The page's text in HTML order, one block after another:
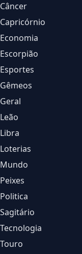
Câncer
Capricórnio
Economia
Escorpião
Esportes
Gêmeos
Geral
Leão
Libra
Loterias
Mundo
Peixes
Politica
Sagitário
Tecnologia
Touro